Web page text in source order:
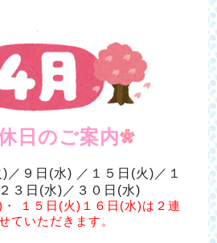
日のご案内
／９日(水) ／１５日(火)／１
３日(水)／３０日(水)
１５日(火)１６日(水)は２連
ていただきます。